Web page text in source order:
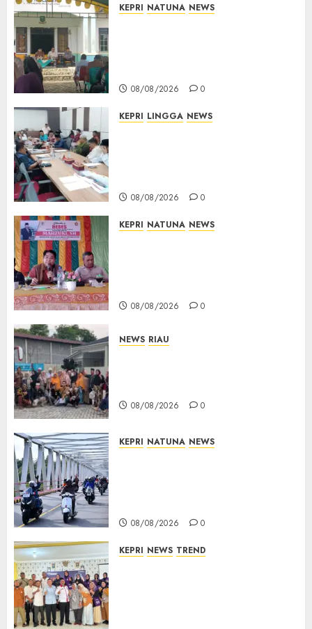
KEPRI NATUNA NEWS
08/08/2026 0
KEPRI LINGGA NEWS
08/08/2026 0
KEPRI NATUNA NEWS
08/08/2026 0
NEWS RIAU
08/08/2026 0
KEPRI NATUNA NEWS
08/08/2026 0
KEPRI NEWS TREND